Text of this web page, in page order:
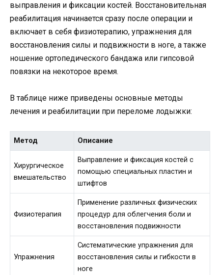
выправления и фиксации костей. Восстановительная
реабилитация начинается сразу после операции и
включает в себя физиотерапию, упражнения для
восстановления силы и подвижности в ноге, а также
ношение ортопедического бандажа или гипсовой
повязки на некоторое время.
В таблице ниже приведены основные методы
лечения и реабилитации при переломе лодыжки:
Метод Описание
Хирургическое
вмешательство
Выправление и фиксация костей с
помощью специальных пластин и
штифтов
Физиотерапия
Применение различных физических
процедур для облегчения боли и
восстановления подвижности
Упражнения
Систематические упражнения для
восстановления силы и гибкости в
ноге